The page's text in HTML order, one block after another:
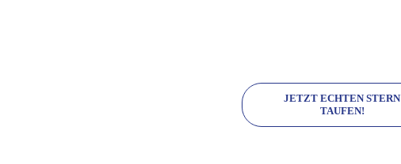
JETZT ECHTEN STERN
TAUFEN!